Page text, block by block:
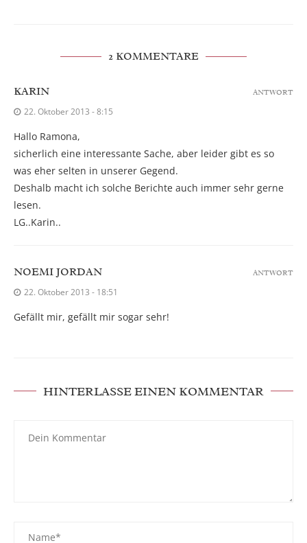
2 KOMMENTARE
KARIN
22. Oktober 2013 - 8:15
Hallo Ramona,
sicherlich eine interessante Sache, aber leider gibt es so
was eher selten in unserer Gegend.
Deshalb macht ich solche Berichte auch immer sehr gerne
lesen.
LG..Karin..
ANTWORT
NOEMI JORDAN
22. Oktober 2013 - 18:51
Gefällt mir, gefällt mir sogar sehr!
ANTWORT
HINTERLASSE EINEN KOMMENTAR